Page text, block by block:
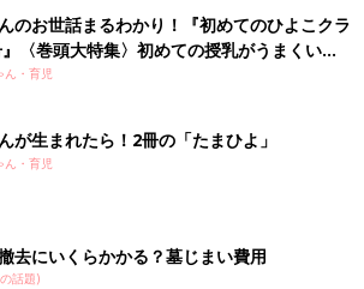
のお世話まるわかり！『初めてのひよこクラ
〈巻頭大特集〉初めての授乳がうまくい
ぱい・ミルクの基本と夏のトラブル 解決テ
ん・育児
が生まれたら！2冊の「たまひよ」
ん・育児
去にいくらかかる？墓じまい費用
話題)